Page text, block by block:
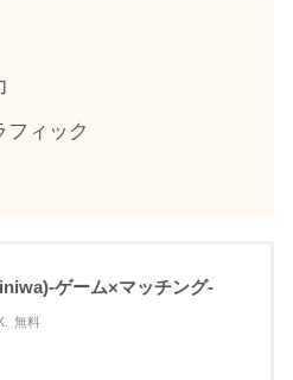
フィック
ゲーム×マッチング-
無料